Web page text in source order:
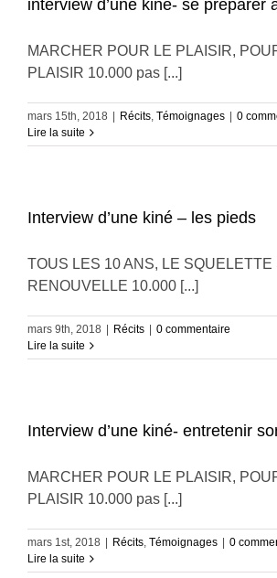
interview d’une kiné- se préparer
MARCHER POUR LE PLAISIR,
PLAISIR 10.000 pas [...]
mars 15th, 2018 Récits, Témoignages
0
Lire la suite
Interview d’une kiné – les pieds
TOUS LES 10 ANS, LE SQUELETTE
RENOUVELLE 10.000 [...]
mars 9th, 2018 Récits
0 commentaire
Lire la suite
Interview d’une kiné- entretenir
MARCHER POUR LE PLAISIR,
PLAISIR 10.000 pas [...]
mars 1st, 2018 Récits, Témoignages
0
Lire la suite